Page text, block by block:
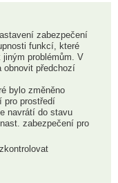
zabezpečení
funkcí, které
problémům. V
obnovit předchozí
bylo změněno
pro prostředí
navrátí do stavu
zabezpečení pro